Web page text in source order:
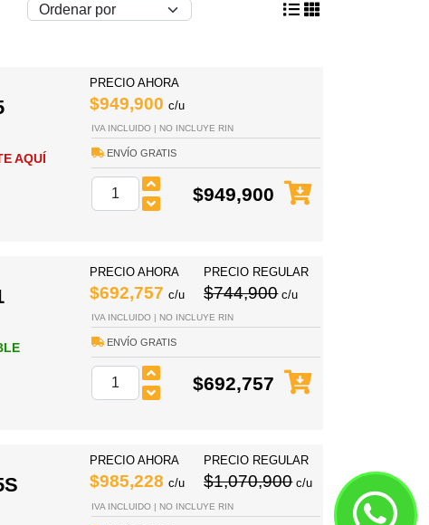
AQUÍ
PRECIO AHORA
$949,900 c/u
IVA INCLUIDO | NO INCLUYE RIN
ENVÍO GRATIS
$949,900
PRECIO AHORA
$692,757 c/u
PRECIO REGULAR
$744,900c/u
IVA INCLUIDO | NO INCLUYE RIN
ENVÍO GRATIS
$692,757
PRECIO AHORA
$985,228 c/u
PRECIO REGULAR
$1,070,900c/u
IVA INCLUIDO | NO INCLUYE RIN